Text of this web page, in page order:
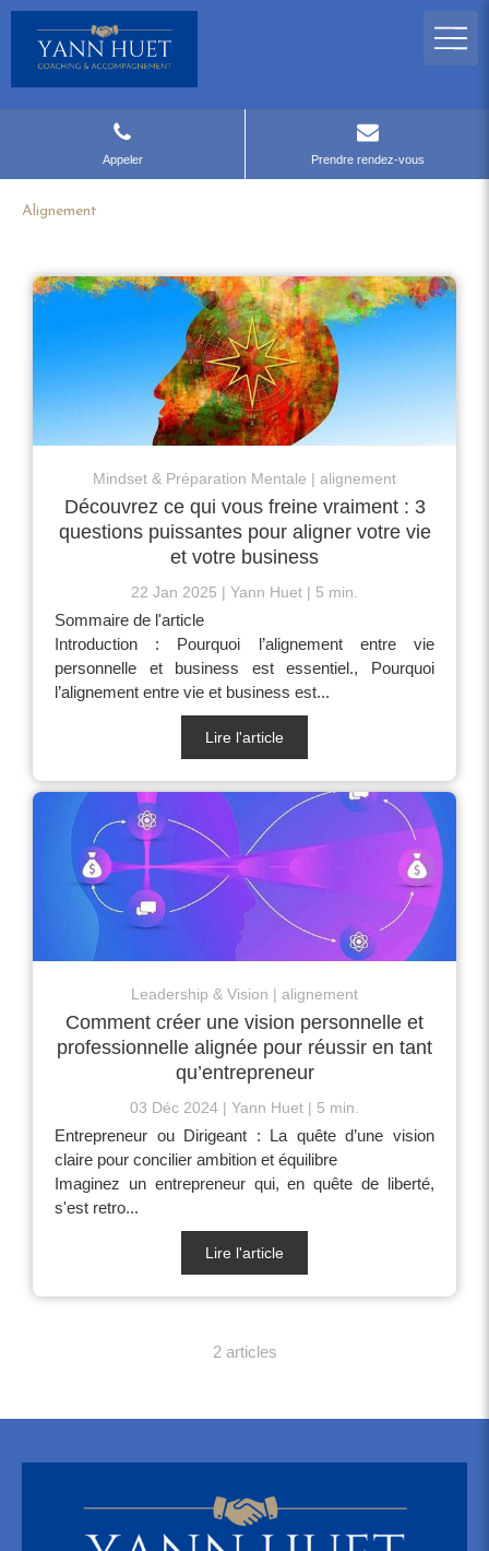
Appeler Prendre rendez-vous
Alignement
Mindset & Préparation Mentale alignement
Découvrez ce qui vous freine vraiment : 3
questions puissantes pour aligner votre vie
et votre business
22 Jan 2025 Yann Huet 5 min.
Sommaire de l'article
Introduction : Pourquoi l’alignement entre vie
personnelle et business est essentiel., Pourquoi
l’alignement entre vie et business est...
Lire l'article
Leadership & Vision alignement
Comment créer une vision personnelle et
professionnelle alignée pour réussir en tant
qu’entrepreneur
03 Déc 2024 Yann Huet 5 min.
Entrepreneur ou Dirigeant : La quête d’une vision
claire pour concilier ambition et équilibre
Imaginez un entrepreneur qui, en quête de liberté,
s'est retro...
Lire l'article
2 articles